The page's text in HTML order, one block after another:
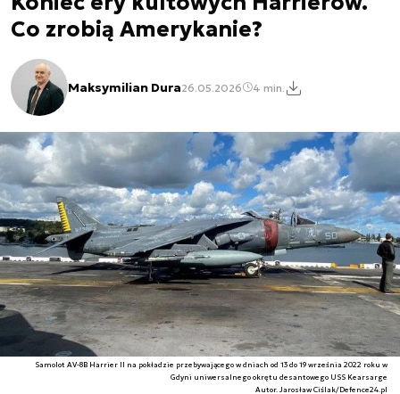
Co zrobią Amerykanie?
Maksymilian Dura26.05.2026 4 min.
Samolot AV-8B Harrier II na pokładzie przebywającego w dniach od 13 do 19 września 2022 roku w
Gdyni uniwersalnego okrętu desantowego USS Kearsarge
Autor. Jarosław Ciślak/Defence24.pl